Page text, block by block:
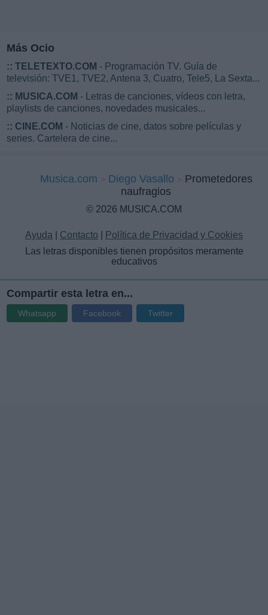
Más Ocio
:: TELETEXTO.COM - Programación TV. Guía de
televisión: TVE1, TVE2, Antena 3, Cuatro, Tele5, La Sexta...
:: MUSICA.COM - Letras de canciones, vídeos con letra,
playlists de canciones, novedades musicales...
:: CINE.COM - Noticias de cine, datos sobre películas y
series. Cartelera de cine...
Musica.com Diego Vasallo
Prometedores
naufragios
© 2026 MUSICA.COM
Ayuda Contacto
Política de Privacidad y Cookies
Las letras disponibles tienen propósitos meramente
educativos
Compartir esta letra en...
Whatsapp Facebook Twitter